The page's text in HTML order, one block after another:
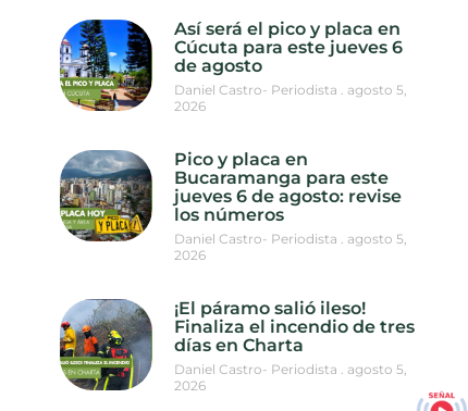
Así será el pico y placa en
Cúcuta para este jueves 6
de agosto
Daniel Castro- Periodista
agosto 5,
2026
Pico y placa en
Bucaramanga para este
jueves 6 de agosto: revise
los números
Daniel Castro- Periodista
agosto 5,
2026
¡El páramo salió ileso!
Finaliza el incendio de tres
días en Charta
Daniel Castro- Periodista
agosto 5,
2026